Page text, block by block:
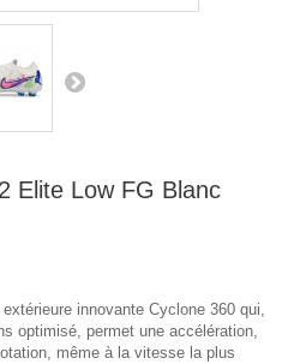
Elite Low FG Blanc
innovante Cyclone 360 qui,
optimisé, permet une accélération,
même à la vitesse la plus